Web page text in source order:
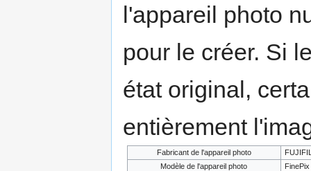
l'appareil photo
pour le créer. Si
état original,
entièrement
Fabricant de l'appareil photo
Modèle de l'appareil photo